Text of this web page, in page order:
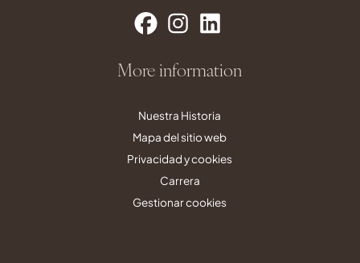
More information
Nuestra Historia
Mapa del sitio web
Privacidad y cookies
Carrera
Gestionar cookies